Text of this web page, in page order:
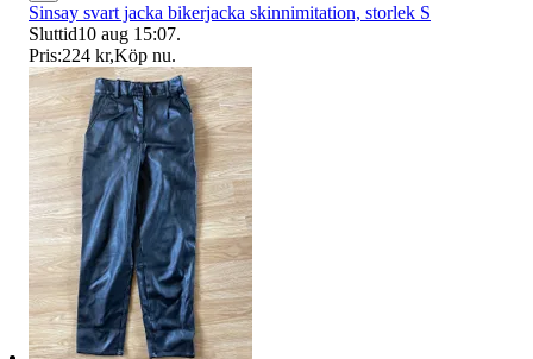
Sinsay svart jacka bikerjacka skinnimitation, storlek S
Sluttid10 aug 15:07.
Pris:224 kr,Köp nu.